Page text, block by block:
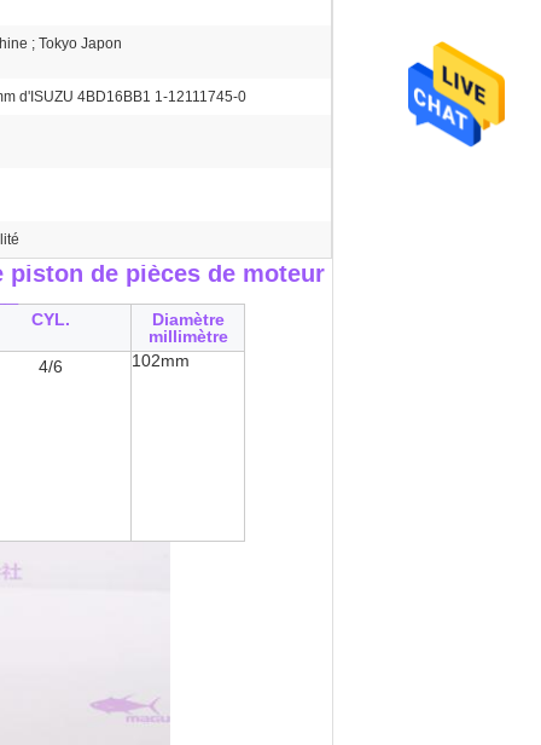
; Tokyo Japon
d'ISUZU 4BD16BB1 1-12111745-0
piston de pièces de moteur
CYL.
Diamètre
millimètre
4/6
102mm